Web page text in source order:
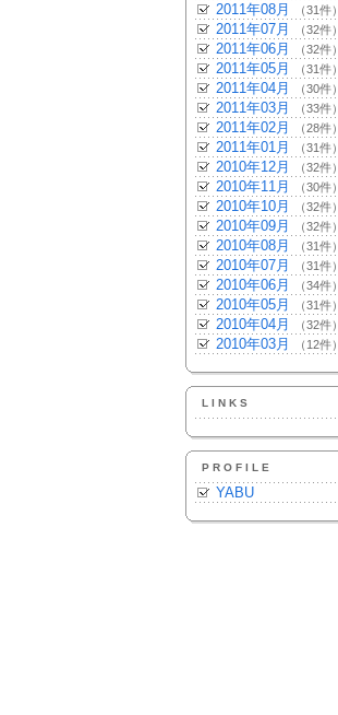
2011年08月 （31件）
2011年07月 （32件）
2011年06月 （32件）
2011年05月 （31件）
2011年04月 （30件）
2011年03月 （33件）
2011年02月 （28件）
2011年01月 （31件）
2010年12月 （32件）
2010年11月 （30件）
2010年10月 （32件）
2010年09月 （32件）
2010年08月 （31件）
2010年07月 （31件）
2010年06月 （34件）
2010年05月 （31件）
2010年04月 （32件）
2010年03月 （12件）
LINKS
PROFILE
YABU